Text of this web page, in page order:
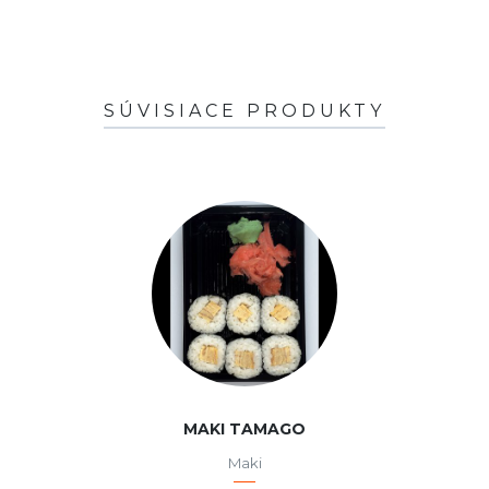
SÚVISIACE PRODUKTY
MAKI TAMAGO
Maki